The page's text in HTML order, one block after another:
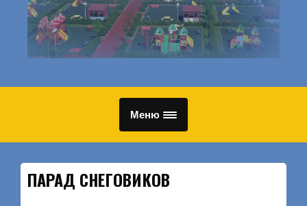
Меню
ПАРАД СНЕГОВИКОВ